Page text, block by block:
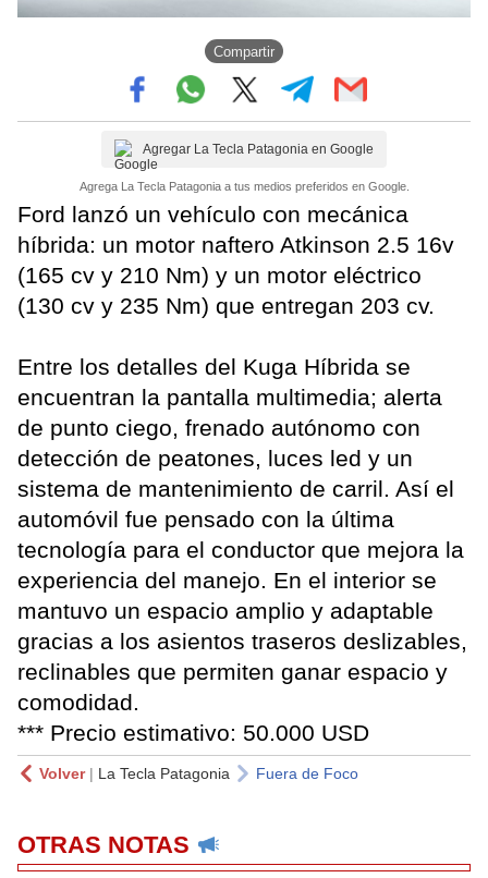
Compartir
Agregar La Tecla Patagonia en Google
Agrega La Tecla Patagonia a tus medios preferidos en Google.
Ford lanzó un vehículo con mecánica
híbrida: un motor naftero Atkinson 2.5 16v
(165 cv y 210 Nm) y un motor eléctrico
(130 cv y 235 Nm) que entregan 203 cv.
Entre los detalles del Kuga Híbrida se
encuentran la pantalla multimedia; alerta
de punto ciego, frenado autónomo con
detección de peatones, luces led y un
sistema de mantenimiento de carril. Así el
automóvil fue pensado con la última
tecnología para el conductor que mejora la
experiencia del manejo. En el interior se
mantuvo un espacio amplio y adaptable
gracias a los asientos traseros deslizables,
reclinables que permiten ganar espacio y
comodidad.
*** Precio estimativo: 50.000 USD
Volver| La Tecla Patagonia Fuera de Foco
OTRAS NOTAS